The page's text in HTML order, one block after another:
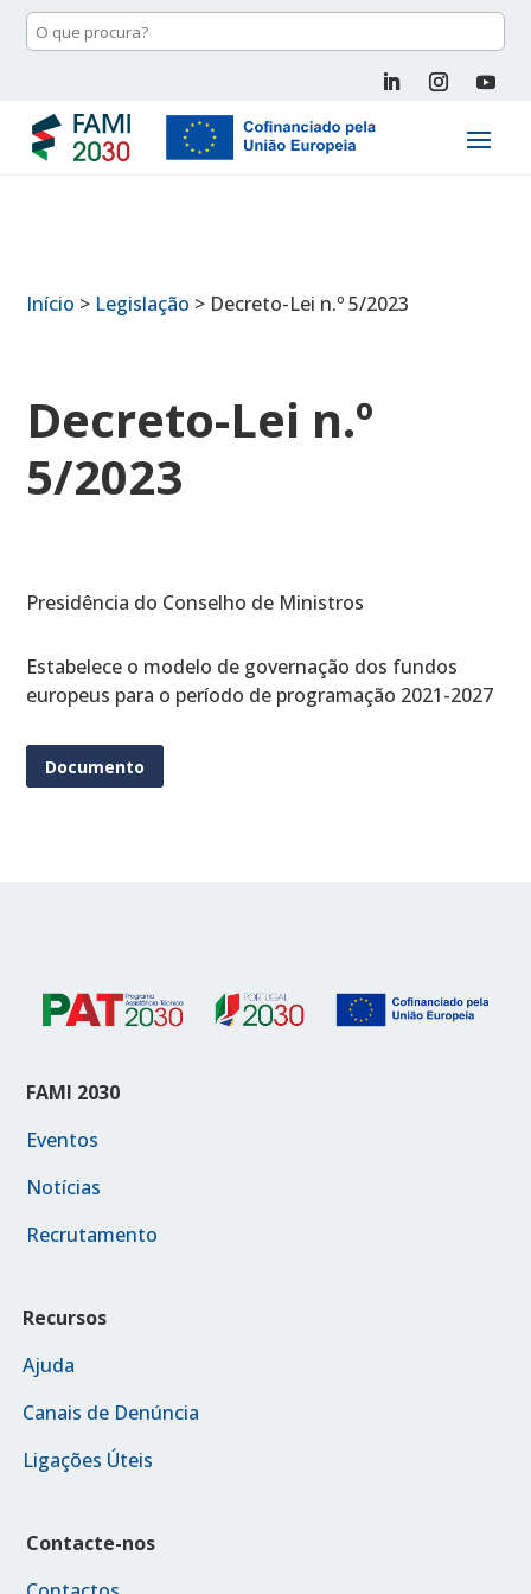
Início > Legislação > Decreto-Lei n.º 5/2023
Decreto-Lei n.º
5/2023
Presidência do Conselho de Ministros
Estabelece o modelo de governação dos fundos
europeus para o período de programação 2021-2027
Documento
FAMI 2030
Eventos
Notícias
Recrutamento
Recursos
Ajuda
Canais de Denúncia
Ligações Úteis
Contacte-nos